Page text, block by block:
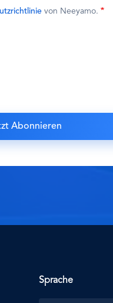
von Neeyamo.
Sprache